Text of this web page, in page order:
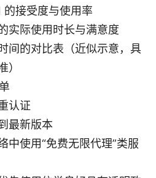
的接受度与使用率
实际使用时长与满意度
间的对比表（近似示意，具
）
认证
最新版本
中使用“免费无限代理”类服